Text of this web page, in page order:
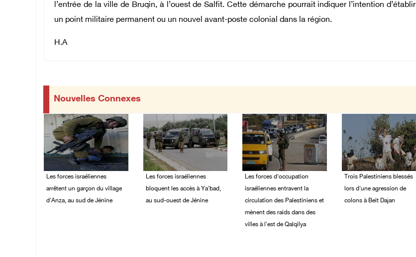
l’entrée de la ville de Bruqin, à l’ouest de Salfit. Cette démarche pourrait indiquer l’intention d’établir
un point militaire permanent ou un nouvel avant-poste colonial dans la région.
H.A
Nouvelles Connexes
Les forces israéliennes
arrêtent un garçon du village
d'Anza, au sud de Jénine
Les forces israéliennes
bloquent les accès à Ya'bad,
au sud-ouest de Jénine
Les forces d'occupation
israéliennes entravent la
circulation des Palestiniens et
mènent des raids dans des
villes à l'est de Qalqilya
Trois Palestiniens blessés
lors d'une agression de
colons à Beit Dajan